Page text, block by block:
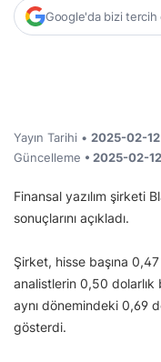
Google'da bizi tercih
Yayın Tarihi • 2025-02-12
Güncelleme • 2025-02-
Finansal yazılım şirketi
sonuçlarını açıkladı.
Şirket, hisse başına
analistlerin 0,50 dolarlık
aynı dönemindeki 0,69
gösterdi.